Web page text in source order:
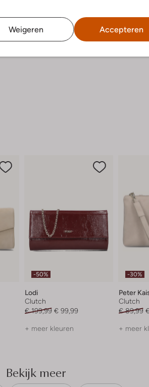
Weigeren Accepteren
-50%
Lodi
Clutch
€ 199,99 € 99,99
+ meer kleuren
-30%
Peter
Clutch
€ 89,99
+ meer
Bekijk meer